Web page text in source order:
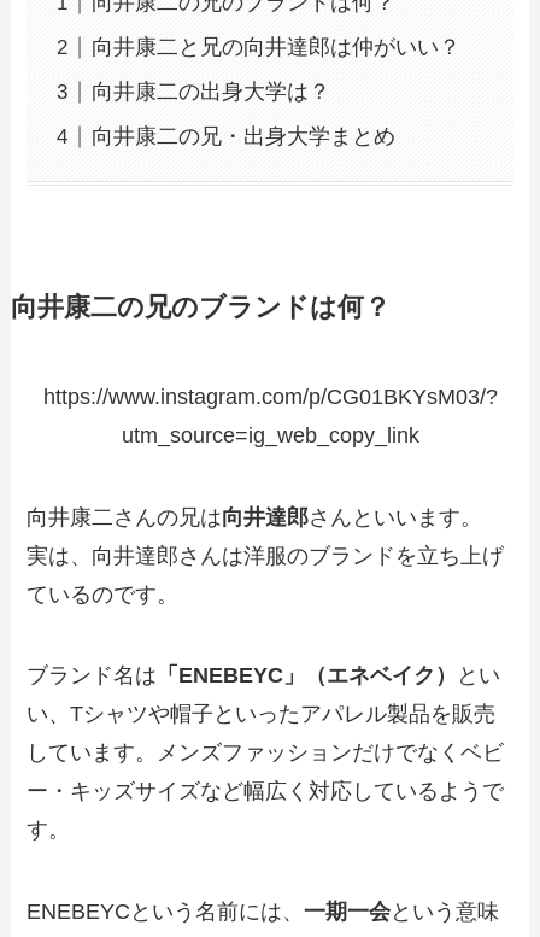
向井康二と兄の向井達郎は仲がいい？
向井康二の出身大学は？
向井康二の兄・出身大学まとめ
向井康二の兄のブランドは何？
https://www.instagram.com/p/CG01BKYsM03/?
utm_source=ig_web_copy_link
向井康二さんの兄は向井達郎さんといいます。
実は、向井達郎さんは洋服のブランドを立ち上げ
ているのです。
ブランド名は 「ENEBEYC」（エネベイク）
とい
い、Tシャツや帽子といったアパレル製品を販売
しています。メンズファッションだけでなくベビ
ー・キッズサイズなど幅広く対応しているようで
す。
ENEBEYCという名前には、一期一会という意味